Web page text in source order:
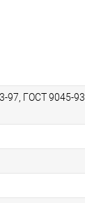
97, ГОСТ 9045-93,